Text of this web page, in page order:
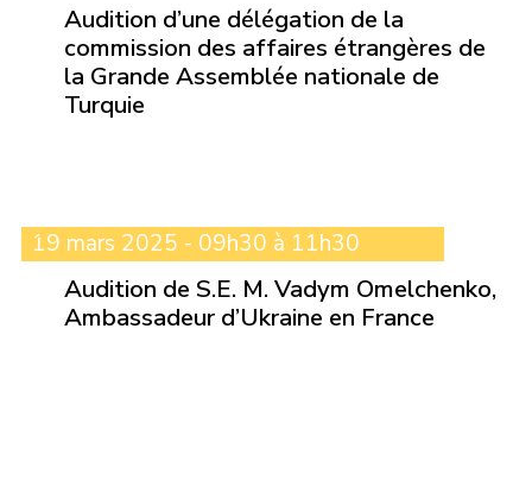
Audition d’une délégation de la
commission des affaires étrangères de
la Grande Assemblée nationale de
Turquie
19 mars 2025 - 09h30 à 11h30
Audition de S.E. M. Vadym Omelchenko,
Ambassadeur d’Ukraine en France